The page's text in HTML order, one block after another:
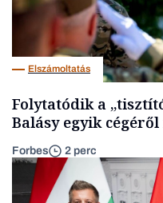
Elszámoltatás
Folytatódik a
Balásy egyik
Forbes 2 perc